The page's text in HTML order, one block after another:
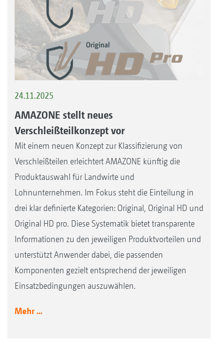
24.11.2025
AMAZONE stellt neues
Verschleißteilkonzept vor
Mit einem neuen Konzept zur Klassifizierung von
Verschleißteilen erleichtert AMAZONE künftig die
Produktauswahl für Landwirte und
Lohnunternehmen. Im Fokus steht die Einteilung in
drei klar definierte Kategorien: Original, Original HD und
Original HD pro. Diese Systematik bietet transparente
Informationen zu den jeweiligen Produktvorteilen und
unterstützt Anwender dabei, die passenden
Komponenten gezielt entsprechend der jeweiligen
Einsatzbedingungen auszuwählen.
Mehr ...